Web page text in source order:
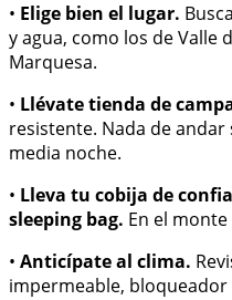
• Elige bien el lugar.
y agua, como los de Valle
Marquesa.
• Llévate tienda de
resistente. Nada de
media noche.
• Lleva tu cobija de
sleeping bag. En el
• Anticípate al clima.
impermeable, bloqueador